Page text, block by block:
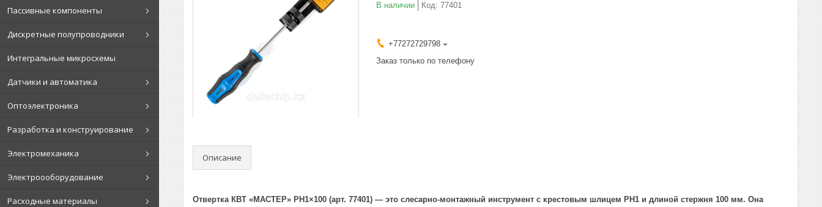
Пассивные компоненты
Дискретные полупроводники
Интегральные микросхемы
Датчики и автоматика
Оптоэлектроника
Разработка и конструирование
Электромеханика
Электроооборудование
Расходные материалы
В наличии Код: 77401
+77272729798
Заказ только по телефону
Описание
Отвертка КВТ «МАСТЕР» PH1×100 (арт. 77401) — это слесарно-монтажный инструмент с крестовым шлицем PH1 и длиной стержня 100 мм. Она